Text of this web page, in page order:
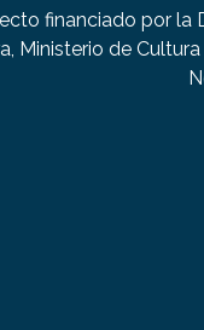
financiado por la
Ministerio de